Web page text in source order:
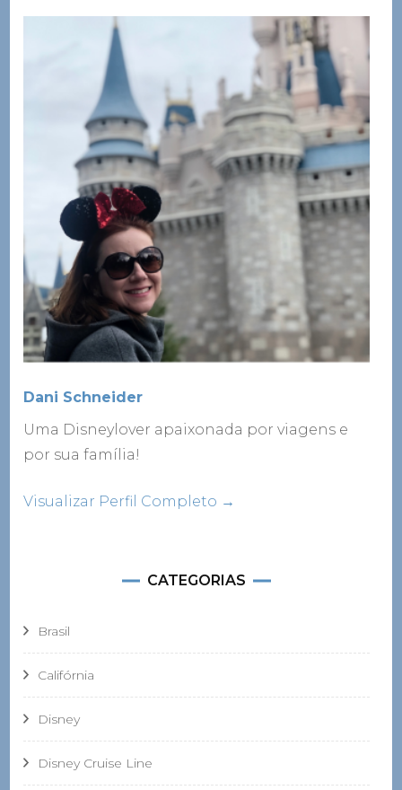
Dani Schneider
Uma Disneylover apaixonada por viagens e
por sua família!
Visualizar Perfil Completo →
CATEGORIAS
Brasil
Califórnia
Disney
Disney Cruise Line